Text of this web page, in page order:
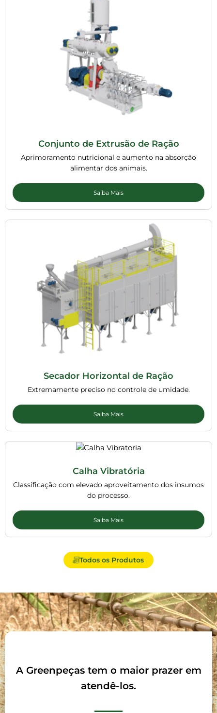
Conjunto de Extrusão de Ração
Aprimoramento nutricional e aumento na absorção
alimentar dos animais.
Saiba Mais
Secador Horizontal de Ração
Extremamente preciso no controle de umidade.
Saiba Mais
Calha Vibratória
Classificação com elevado aproveitamento dos insumos
do processo.
Saiba Mais
Todos os Produtos
A Greenpeças tem o maior prazer em
atendê-los.